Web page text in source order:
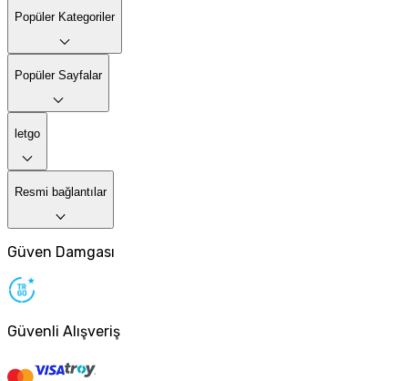
Popüler Kategoriler
Popüler Sayfalar
letgo
Resmi bağlantılar
Güven Damgası
Güvenli Alışveriş